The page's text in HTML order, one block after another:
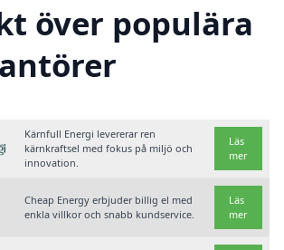
över populära
Kärnfull Energi levererar ren
kärnkraftsel med fokus på miljö och
innovation.
Läs
mer
Cheap Energy erbjuder billig el med
enkla villkor och snabb kundservice.
Läs
mer